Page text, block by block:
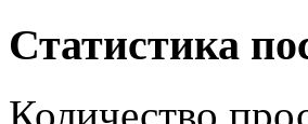
Статистика
Количество